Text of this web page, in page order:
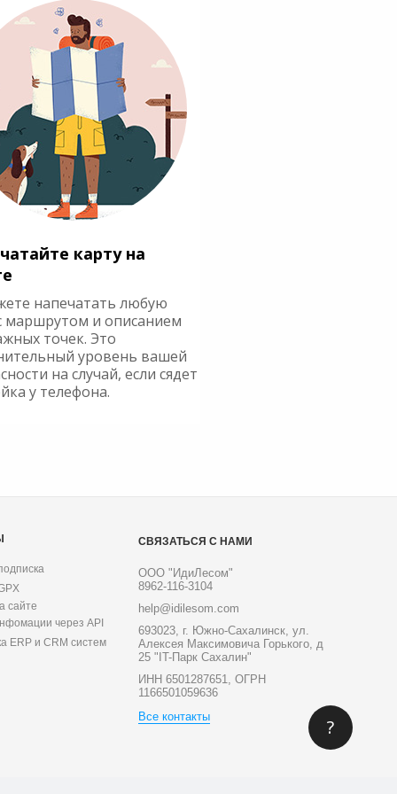
карту на
напечатать любую
маршрутом и описанием
точек. Это
уровень вашей
на случай, если сядет
у телефона.
сайте
через API
ERP и CRM систем
СВЯЗАТЬСЯ С НАМИ
ООО "ИдиЛесом"
8962-116-3104
help@idilesom.com
693023, г. Южно-Сахалинск, ул.
Алексея Максимовича Горького, д
25 "IT-Парк Сахалин"
ИНН 6501287651, ОГРН
1166501059636
Все контакты
?